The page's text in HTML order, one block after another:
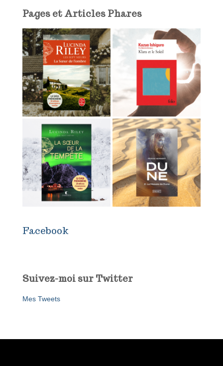
Pages et Articles Phares
Facebook
Suivez-moi sur Twitter
Mes Tweets